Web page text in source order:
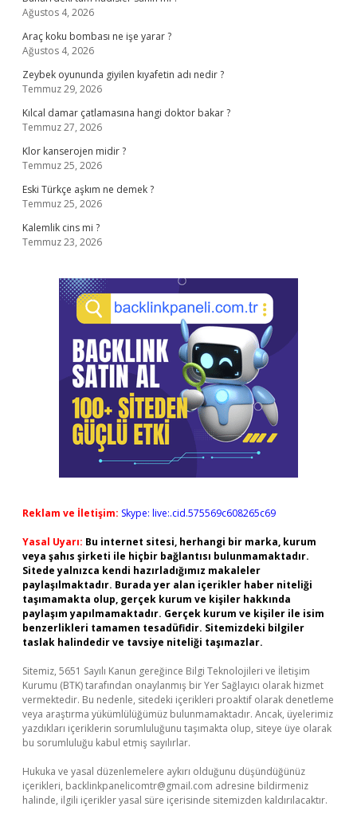
Ağustos 4, 2026
Araç koku bombası ne işe yarar ?
Ağustos 4, 2026
Zeybek oyununda giyilen kıyafetin adı nedir ?
Temmuz 29, 2026
Kılcal damar çatlamasına hangi doktor bakar ?
Temmuz 27, 2026
Klor kanserojen midir ?
Temmuz 25, 2026
Eski Türkçe aşkım ne demek ?
Temmuz 25, 2026
Kalemlik cins mi ?
Temmuz 23, 2026
Reklam ve İletişim: Skype: live:.cid.575569c608265c69
Yasal Uyarı: Bu internet sitesi, herhangi bir marka, kurum
veya şahıs şirketi ile hiçbir bağlantısı bulunmamaktadır.
Sitede yalnızca kendi hazırladığımız makaleler
paylaşılmaktadır. Burada yer alan içerikler haber niteliği
taşımamakta olup, gerçek kurum ve kişiler hakkında
paylaşım yapılmamaktadır. Gerçek kurum ve kişiler ile isim
benzerlikleri tamamen tesadüfidir. Sitemizdeki bilgiler
taslak halindedir ve tavsiye niteliği taşımazlar.
Sitemiz, 5651 Sayılı Kanun gereğince Bilgi Teknolojileri ve İletişim
Kurumu (BTK) tarafından onaylanmış bir Yer Sağlayıcı olarak hizmet
vermektedir. Bu nedenle, sitedeki içerikleri proaktif olarak denetleme
veya araştırma yükümlülüğümüz bulunmamaktadır. Ancak, üyelerimiz
yazdıkları içeriklerin sorumluluğunu taşımakta olup, siteye üye olarak
bu sorumluluğu kabul etmiş sayılırlar.
Hukuka ve yasal düzenlemelere aykırı olduğunu düşündüğünüz
içerikleri, backlinkpanelicomtr@gmail.com adresine bildirmeniz
halinde, ilgili içerikler yasal süre içerisinde sitemizden kaldırılacaktır.